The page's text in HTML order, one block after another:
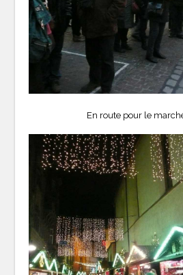
En route pour le